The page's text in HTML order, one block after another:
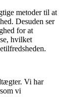
metoder til at
Desuden ser
for at
hvilket
Vi har
vi